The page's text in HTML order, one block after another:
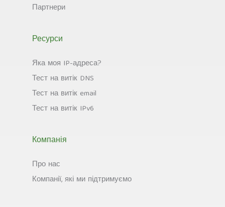
Партнери
Ресурси
Яка моя IP-адреса?
Тест на витік DNS
Тест на витік email
Тест на витік IPv6
Компанія
Про нас
Компанії, які ми підтримуємо